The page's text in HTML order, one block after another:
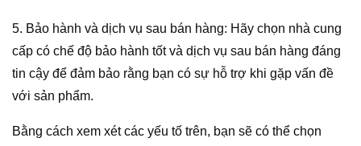
5. Bảo hành và dịch vụ sau bán hàng: Hãy chọn nhà cung
cấp có chế độ bảo hành tốt và dịch vụ sau bán hàng đáng
tin cậy để đảm bảo rằng bạn có sự hỗ trợ khi gặp vấn đề
với sản phẩm.
Bằng cách xem xét các yếu tố trên, bạn sẽ có thể chọn